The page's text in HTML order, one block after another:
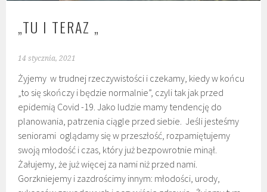
„TU I TERAZ „
14 stycznia, 2021
Żyjemy w trudnej rzeczywistości i czekamy, kiedy w końcu
„to się skończy i będzie normalnie”, czyli tak jak przed
epidemią Covid -19. Jako ludzie mamy tendencję do
planowania, patrzenia ciągle przed siebie. Jeśli jesteśmy
seniorami oglądamy się w przeszłość, rozpamiętujemy
swoją młodość i czas, który już bezpowrotnie minął.
Żałujemy, że już więcej za nami niż przed nami.
Gorzkniejemy i zazdrościmy innym: młodości, urody,